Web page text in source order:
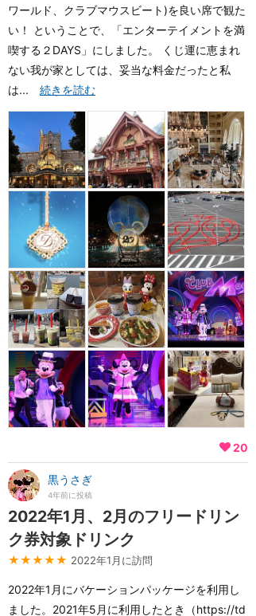
ワールド、クラブマウスビート)を良い席で観た
い！ ということで、「エンターテイメントを満
喫する２DAYS」にしました。 くじ運に恵まれ
ない我が家としては、妥当な料金だったと私
は... 続きを読む
20
黒うさぎ
4年前に投稿
2022年1月、2月のフリードリン
ク券対象ドリンク
★★★★★ 2022年1月に訪問
2022年1月にバケーションパッケージを利用し
ました。2021年5月に利用したとき（https://td